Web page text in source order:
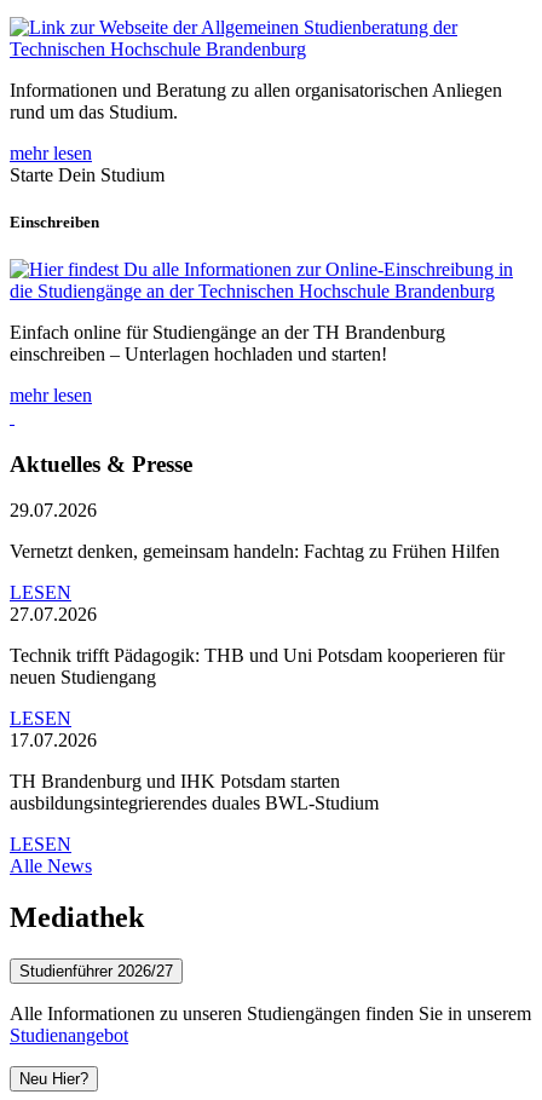
Informationen und Beratung zu allen organisatorischen Anliegen
rund um das Studium.
mehr lesen
Starte Dein Studium
Einschreiben
Einfach online für Studiengänge an der TH Brandenburg
einschreiben – Unterlagen hochladen und starten!
mehr lesen
Aktuelles & Presse
29.07.2026
Vernetzt denken, gemeinsam handeln: Fachtag zu Frühen Hilfen
LESEN
27.07.2026
Technik trifft Pädagogik: THB und Uni Potsdam kooperieren für
neuen Studiengang
LESEN
17.07.2026
TH Brandenburg und IHK Potsdam starten
ausbildungsintegrierendes duales BWL-Studium
LESEN
Alle News
Mediathek
Studienführer 2026/27
Alle Informationen zu unseren Studiengängen finden Sie in unserem
Studienangebot
Neu Hier?